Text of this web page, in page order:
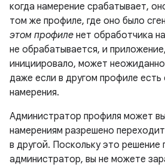
когда намерение срабатывает,
том же профиле, где оно было
этом профиле нет обработчика
не обрабатывается, и
инициировало, может
даже если в другом профиле есть
намерения.
Администратор профиля может
намерениям разрешено
в другой. Поскольку это
администратор, вы не можете